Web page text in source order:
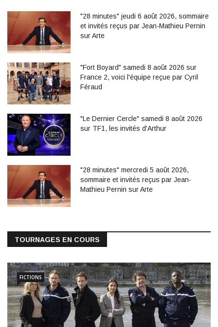
"28 minutes" jeudi 6 août 2026, sommaire
et invités reçus par Jean-Mathieu Pernin
sur Arte
"Fort Boyard" samedi 8 août 2026 sur
France 2, voici l'équipe reçue par Cyril
Féraud
"Le Dernier Cercle" samedi 8 août 2026
sur TF1, les invités d'Arthur
"28 minutes" mercredi 5 août 2026,
sommaire et invités reçus par Jean-
Mathieu Pernin sur Arte
TOURNAGES EN COURS
FICTIONS